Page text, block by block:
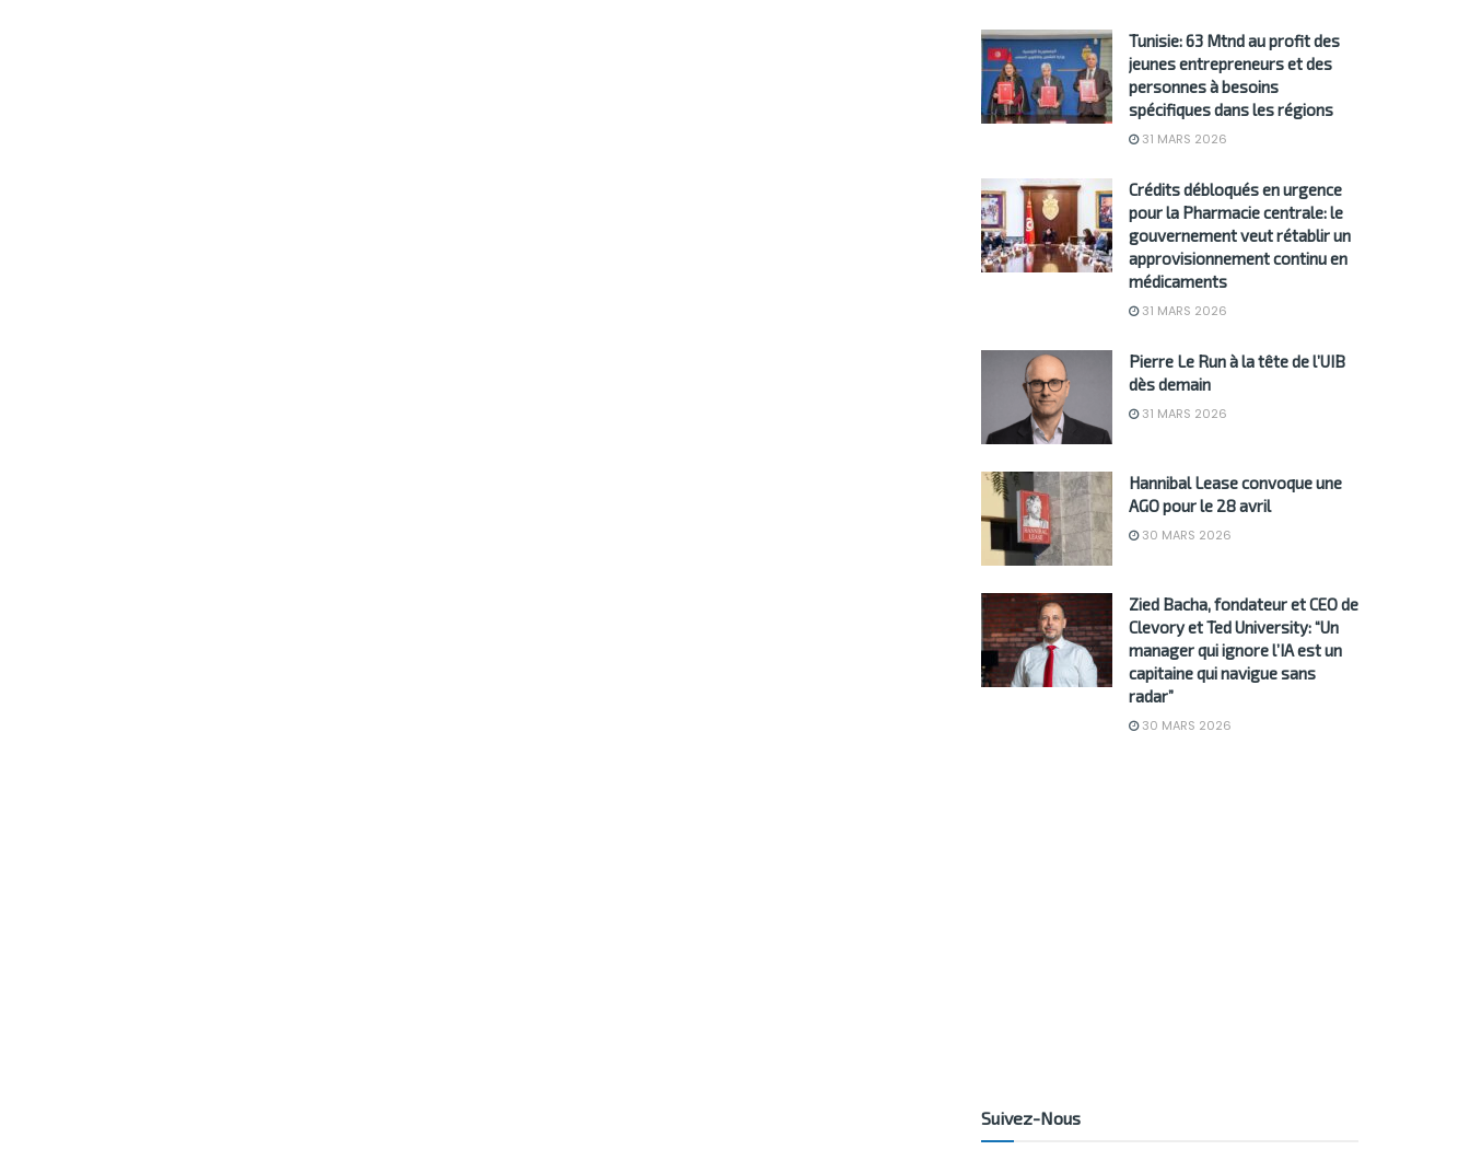
Tunisie: 63 Mtnd au profit des
jeunes entrepreneurs et des
personnes à besoins
spécifiques dans les régions
31 MARS 2026
Crédits débloqués en urgence
pour la Pharmacie centrale: le
gouvernement veut rétablir un
approvisionnement continu en
médicaments
31 MARS 2026
Pierre Le Run à la tête de l’UIB
dès demain
31 MARS 2026
Hannibal Lease convoque une
AGO pour le 28 avril
30 MARS 2026
Zied Bacha, fondateur et CEO de
Clevory et Ted University: “Un
manager qui ignore l’IA est un
capitaine qui navigue sans
radar”
30 MARS 2026
Suivez-Nous